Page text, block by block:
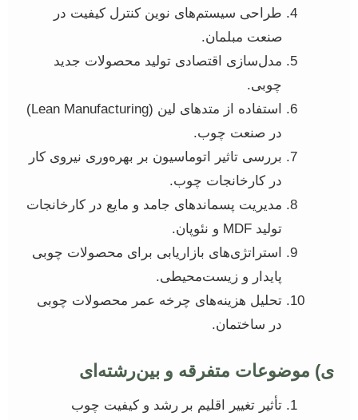
طراحی سیستم‌های نوین کنترل کیفیت در
صنعت مبلمان.
مدل‌سازی اقتصادی تولید محصولات جدید
چوبی.
استفاده از متدهای لین (Lean Manufacturing)
در صنعت چوب.
بررسی تاثیر اتوماسیون بر بهره‌وری نیروی کار
در کارخانجات چوب.
مدیریت پسماندهای جامد و مایع در کارخانجات
تولید MDF و نئوپان.
استراتژی‌های بازاریابی برای محصولات چوبی
پایدار و زیست‌محیطی.
تحلیل هزینه‌های چرخه عمر محصولات چوبی
در ساختمان.
ی) موضوعات متفرقه و بین‌رشته‌ای
تأثیر تغییر اقلیم بر رشد و کیفیت چوب